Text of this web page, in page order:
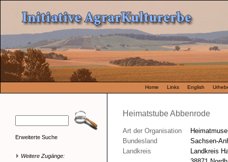
Home Links English
Erweiterte Suche
Weitere Zugänge:
Heimatstube Abbenrode
Art der Organisation
Bundesland
Sachsen-
Landkreis
Landkreis